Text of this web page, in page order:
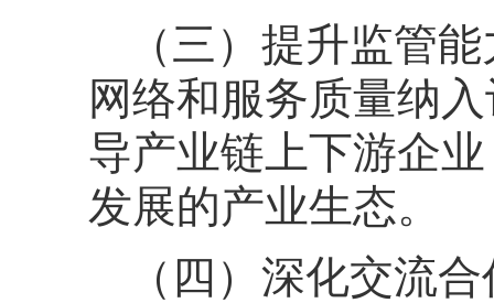
（三）提升监管
网络和服务质量纳
导产业链上下游企
发展的产业生态。
（四）深化交流